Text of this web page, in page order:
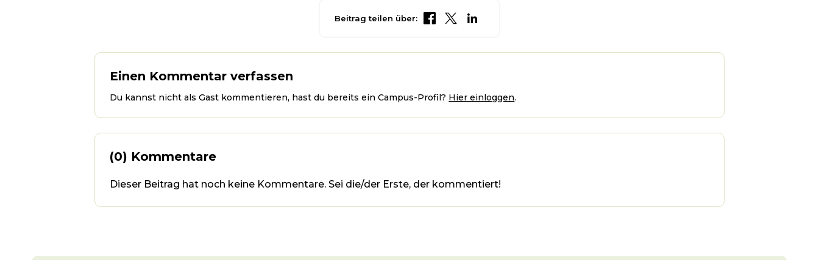
Beitrag teilen über:
Einen Kommentar verfassen
Du kannst nicht als Gast kommentieren, hast du bereits ein Campus-Profil? Hier einloggen.
(0) Kommentare
Dieser Beitrag hat noch keine Kommentare. Sei die/der Erste, der kommentiert!